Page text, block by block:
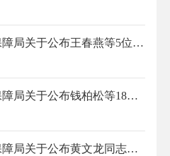
书资料、群众文化等三个系列中级专业技术职务任职资格的通知
志非公有制企业高级专业技术职务任职资格的通知
志国土空间规划专业高级工程师职称的通知